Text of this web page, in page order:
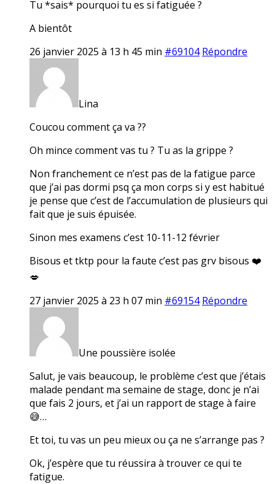
Tu *sais* pourquoi tu es si fatiguée ?
A bientôt
26 janvier 2025 à 13 h 45 min #69104 Répondre
Lina
Coucou comment ça va ??
Oh mince comment vas tu ? Tu as la grippe ?
Non franchement ce n’est pas de la fatigue parce
que j’ai pas dormi psq ça mon corps si y est habitué
je pense que c’est de l’accumulation de plusieurs qui
fait que je suis épuisée.
Sinon mes examens c’est 10-11-12 février
Bisous et tktp pour la faute c’est pas grv bisous ❤️
💋
27 janvier 2025 à 23 h 07 min #69154 Répondre
Une poussière isolée
Salut, je vais beaucoup, le problème c’est que j’étais
malade pendant ma semaine de stage, donc je n’ai
que fais 2 jours, et j’ai un rapport de stage à faire
😅…
Et toi, tu vas un peu mieux ou ça ne s’arrange pas ?
Ok, j’espère que tu réussira à trouver ce qui te
fatigue.